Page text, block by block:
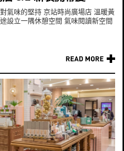
氣味的堅持 京站時尚廣場店 溫暖黃
設立一隅休憩空間 氣味閱讀新空間